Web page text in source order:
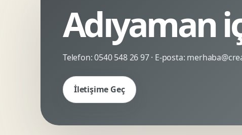
Adıyaman
Telefon:0540 548 26 97· E-posta:
İletişime Geç